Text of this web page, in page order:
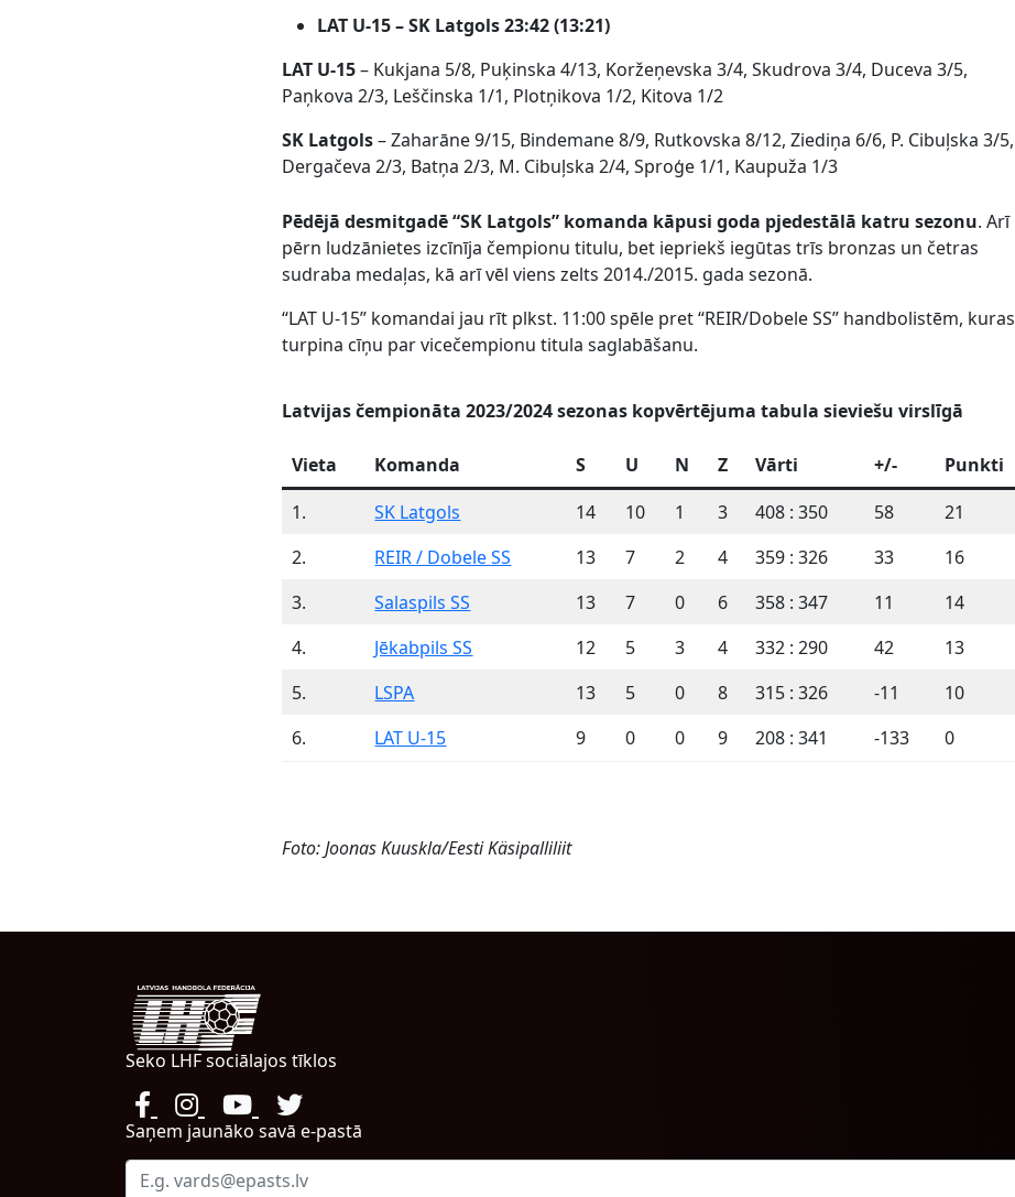
LAT U-15 – SK Latgols 23:42 (13:21)
LAT U-15– Kukjana 5/8, Puķinska 4/13, Koržeņevska 3/4, Skudrova 3/4, Duceva 3/5,
Paņkova 2/3, Leščinska 1/1, Plotņikova 1/2, Kitova 1/2
SK Latgols– Zaharāne 9/15, Bindemane 8/9, Rutkovska 8/12, Ziediņa 6/6, P. Cibuļska 3/5,
Dergačeva 2/3, Batņa 2/3, M. Cibuļska 2/4, Sproģe 1/1, Kaupuža 1/3
Pēdējā desmitgadē “SK Latgols” komanda kāpusi goda pjedestālā katru sezonu. Arī
pērn ludzānietes izcīnīja čempionu titulu, bet iepriekš iegūtas trīs bronzas un četras
sudraba medaļas, kā arī vēl viens zelts 2014./2015. gada sezonā.
“LAT U-15” komandai jau rīt plkst. 11:00 spēle pret “REIR/Dobele SS” handbolistēm, kuras
turpina cīņu par vicečempionu titula saglabāšanu.
Latvijas čempionāta 2023/2024 sezonas kopvērtējuma tabula sieviešu virslīgā
Vieta Komanda S U N Z Vārti +/-
Punkti
1.
SK Latgols 14 10 1 3 408 : 350 58
21
2.
REIR / Dobele SS 13 7 2 4 359 : 326 33
16
3.
Salaspils SS 13 7 0 6 358 : 347 11
14
4.
Jēkabpils SS 12 5 3 4 332 : 290 42
13
5.
LSPA 13 5 0 8 315 : 326 -11
10
6.
LAT U-15 9 0 0 9 208 : 341 -133 0
Foto: Joonas Kuuskla/Eesti Käsipalliliit
Seko LHF sociālajos tīklos
Saņem jaunāko savā e-pastā